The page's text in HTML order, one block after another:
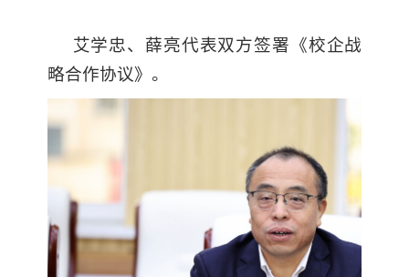
艾学忠、薛亮代表双方签署《校企战
略合作协议》。